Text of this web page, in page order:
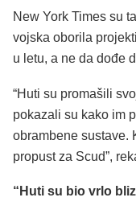
New York Times su
vojska oborila
u letu, a ne da dođe
“Huti su promašili
pokazali su kako im
obrambene sustave.
propust za Scud”,
“Huti su bio vrlo